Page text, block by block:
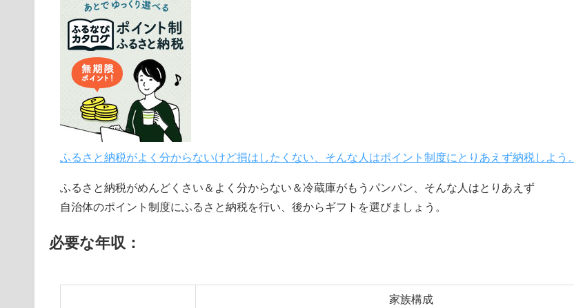
ふるさと納税がよく分からないけど損はしたくない、そんな人はポイント制度にとりあえず納税しよう。
ふるさと納税がめんどくさい＆よく分からない＆冷蔵庫がもうパンパン、そんな人はとりあえず
自治体のポイント制度にふるさと納税を行い、後からギフトを選びましょう。
必要な年収：
家族構成